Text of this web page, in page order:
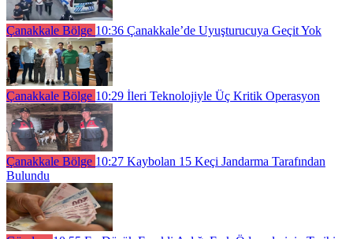
Çanakkale Bölge 10:36 Çanakkale’de Uyuşturucuya Geçit Yok
Çanakkale Bölge 10:29 İleri Teknolojiyle Üç Kritik Operasyon
Çanakkale Bölge 10:27 Kaybolan 15 Keçi Jandarma Tarafından
Bulundu